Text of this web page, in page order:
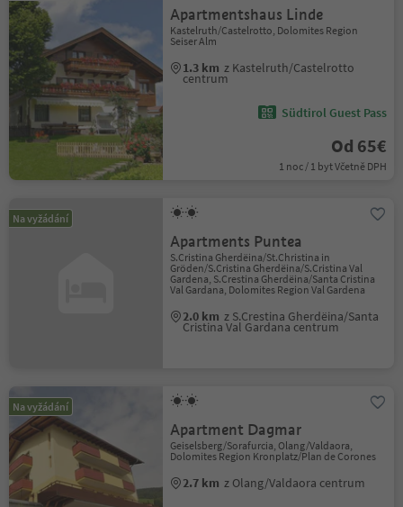
Apartmentshaus Linde
Kastelruth/Castelrotto, Dolomites Region
Seiser Alm
1.3 km z Kastelruth/Castelrotto
centrum
Südtirol Guest Pass
Od 65€
1 noc / 1 byt Včetně DPH
Na vyžádání
Apartments Puntea
S.Cristina Gherdëina/St.Christina in
Gröden/S.Cristina Gherdëina/S.Cristina Val
Gardena, S.Crestina Gherdëina/Santa Cristina
Val Gardana, Dolomites Region Val Gardena
2.0 km z S.Crestina Gherdëina/Santa
Cristina Val Gardana centrum
Na vyžádání
Apartment Dagmar
Geiselsberg/Sorafurcia, Olang/Valdaora,
Dolomites Region Kronplatz/Plan de Corones
2.7 km z Olang/Valdaora centrum